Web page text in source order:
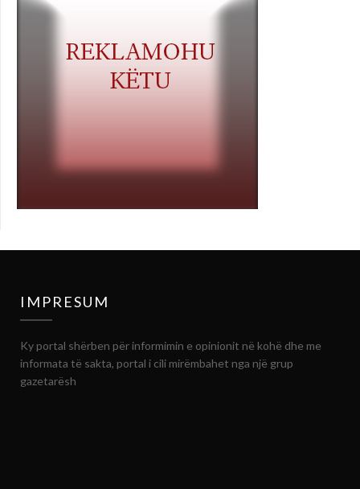
IMPRESUM
Ky portal shërben për informimin e opinionit në kohë dhe me
informata të sakta, portal i cili mirëmbahet nga një grup
gazetarësh